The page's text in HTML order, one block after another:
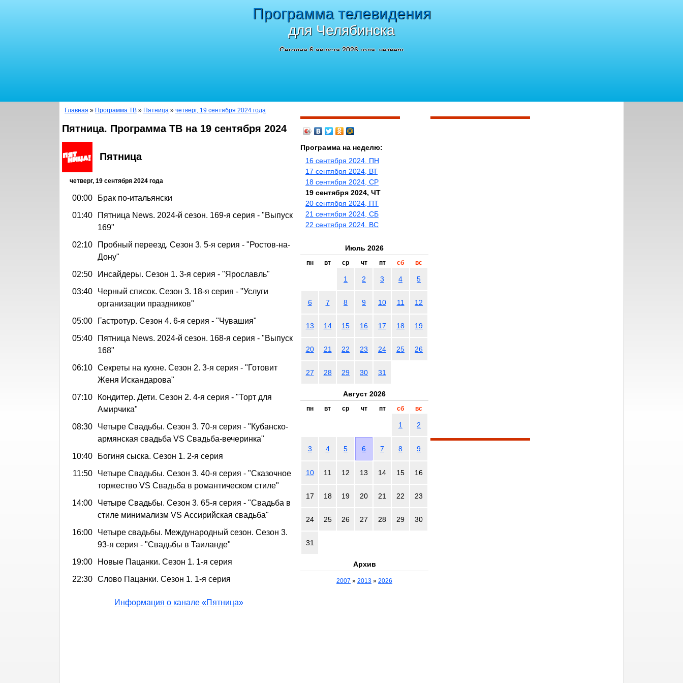
Программа телевидения
для Челябинска
Сегодня 6 августа 2026 года, четверг
Главная » Программа ТВ » Пятница » четверг, 19 сентября 2024 года
Пятница. Программа ТВ на 19 сентября 2024
Пятница
четверг, 19 сентября 2024 года
00:00
Брак по-итальянски
01:40
Пятница News. 2024-й сезон. 169-я серия - "Выпуск
169"
02:10
Пробный переезд. Сезон 3. 5-я серия - "Ростов-на-
Дону"
02:50
Инсайдеры. Сезон 1. 3-я серия - "Ярославль"
03:40
Черный список. Сезон 3. 18-я серия - "Услуги
организации праздников"
05:00
Гастротур. Сезон 4. 6-я серия - "Чувашия"
05:40
Пятница News. 2024-й сезон. 168-я серия - "Выпуск
168"
06:10 Секреты на кухне. Сезон 2. 3-я серия - "Готовит
Женя Искандарова"
07:10
Кондитер. Дети. Сезон 2. 4-я серия - "Торт для
Амирчика"
08:30
Четыре Свадьбы. Сезон 3. 70-я серия - "Кубанско-
армянская свадьба VS Свадьба-вечеринка"
10:40
Богиня сыска. Сезон 1. 2-я серия
11:50
Четыре Свадьбы. Сезон 3. 40-я серия - "Сказочное
торжество VS Свадьба в романтическом стиле"
14:00
Четыре Свадьбы. Сезон 3. 65-я серия - "Свадьба в
стиле минимализм VS Ассирийская свадьба"
16:00
Четыре свадьбы. Международный сезон. Сезон 3.
93-я серия - "Свадьбы в Таиланде"
19:00
Новые Пацанки. Сезон 1. 1-я серия
22:30 Слово Пацанки. Сезон 1. 1-я серия
Информация о канале «Пятница»
Программа на неделю:
16 сентября 2024, ПН
17 сентября 2024, ВТ
18 сентября 2024, СР
19 сентября 2024, ЧТ
20 сентября 2024, ПТ
21 сентября 2024, СБ
22 сентября 2024, ВС
Июль 2026
пн вт ср чт пт сб вс
1 2 3 4 5
6 7 8 9 10 11 12
13 14 15 16 17 18 19
20 21 22 23 24 25 26
27 28 29 30 31
Август 2026
пн вт ср чт пт сб вс
1 2
3 4 5 6 7 8 9
10 11 12 13 14 15 16
17 18 19 20 21 22 23
24 25 26 27 28 29 30
31
Архив
2007 » 2013 » 2026